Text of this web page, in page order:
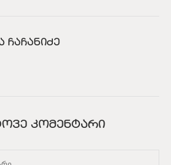
ᲩᲐᲩᲐᲜᲘᲫᲔ
ᲙᲝᲛᲔᲜᲢᲐᲠᲘ